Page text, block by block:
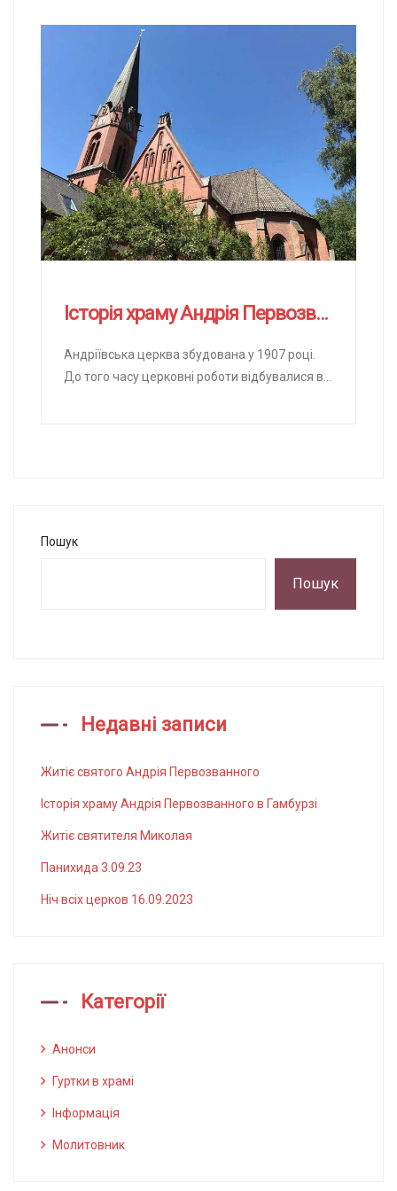
Історія храму Андрія Первозванного в Гамбурзі
Андріївська церква збудована у 1907 році.
До того часу церковні роботи відбувалися в
Пошук
Пошук
Недавні записи
Житіє святого Андрія Первозванного
Історія храму Андрія Первозванного в Гамбурзі
Житіє святителя Миколая
Панихида 3.09.23
Ніч всіх церков 16.09.2023
Категорії
Анонси
Гуртки в храмі
Інформація
Молитовник